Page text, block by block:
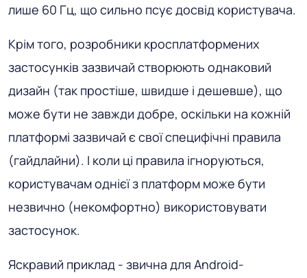
лише 60 Гц, що сильно псує досвід користувача.
Крім того, розробники кросплатформених
застосунків зазвичай створюють однаковий
дизайн (так простіше, швидше і дешевше), що
може бути не завжди добре, оскільки на кожній
платформі зазвичай є свої специфічні правила
(гайдлайни). І коли ці правила ігноруються,
користувачам однієї з платформ може бути
незвично (некомфортно) використовувати
застосунок.
Яскравий приклад - звична для Android-